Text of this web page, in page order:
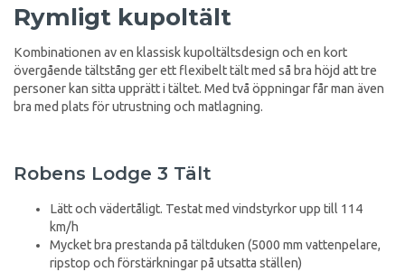
Rymligt kupoltält
Kombinationen av en klassisk kupoltältsdesign och en kort
övergående tältstång ger ett flexibelt tält med så bra höjd att tre
personer kan sitta upprätt i tältet. Med två öppningar får man även
bra med plats för utrustning och matlagning.
Robens Lodge 3 Tält
Lätt och vädertåligt. Testat med vindstyrkor upp till 114
km/h
Mycket bra prestanda på tältduken (5000 mm vattenpelare,
ripstop och förstärkningar på utsatta ställen)